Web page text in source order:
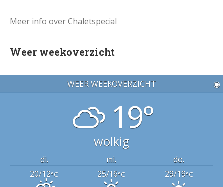
Meer info over Chaletspecial
Weer weekoverzicht
WEER WEEKOVERZICHT ◉
19°
wolkig
di. mi.
do.
20/12°C 25/16°C 29/19°C